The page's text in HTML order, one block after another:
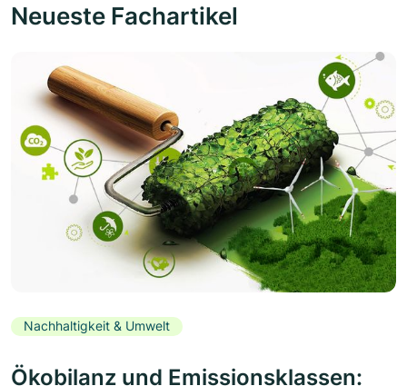
Neueste Fachartikel
Nachhaltigkeit & Umwelt
Ökobilanz und Emissionsklassen: